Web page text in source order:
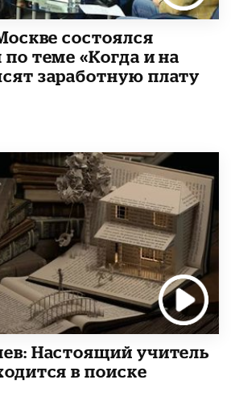
состоялся
теме «Когда и на
заработную плату
Настоящий учитель
в поиске